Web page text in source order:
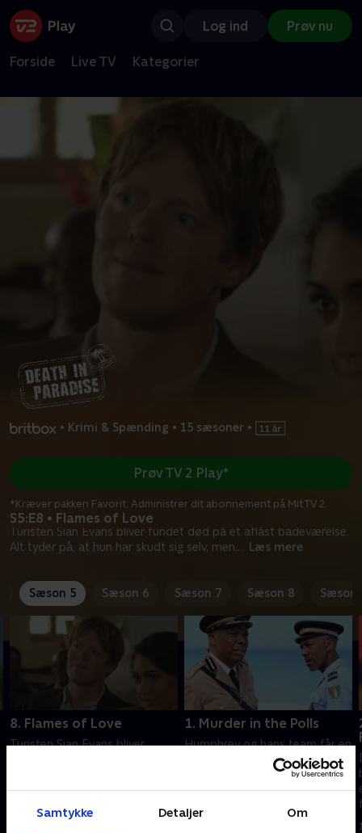
Samtykke Detaljer Om
Log ind Prøv nu
Forside Live TV Kategorier
• Krimi & Spænding • 15 sæsoner •
S5:E8 • Flames of Love
Turisten Sian Evans bliver fundet død på et aflåst badeværelse.
Alt tyder på, at hun har skudt sig selv, men... Læs mere
Prøv TV 2 Play*
*Kræver pakken Favorit. Administrer dit abonnement på Mit TV 2.
Sæson 5 Sæson 6 Sæson 7 Sæson 8 Sæson
8. Flames of Love
Turisten Sian Evans bliver
hun har skudt sig selv, men
selvmord.
31. december 2016 • 59 min
1. Murder in the Polls
Humphrey og hans team får en
svær sag på hånden, da en
videnskabsmand bliver fundet
død i nærheden af øens
18. juli 2017 • 58 min